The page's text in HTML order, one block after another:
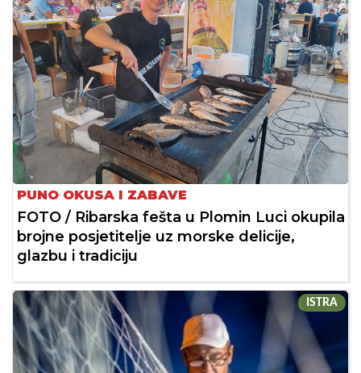
PUNO OKUSA I ZABAVE
FOTO / Ribarska fešta u Plomin Luci okupila
brojne posjetitelje uz morske delicije,
glazbu i tradiciju
ISTRA